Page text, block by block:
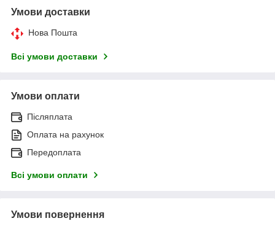
Умови доставки
Нова Пошта
Всі умови доставки
Умови оплати
Післяплата
Оплата на рахунок
Передоплата
Всі умови оплати
Умови повернення